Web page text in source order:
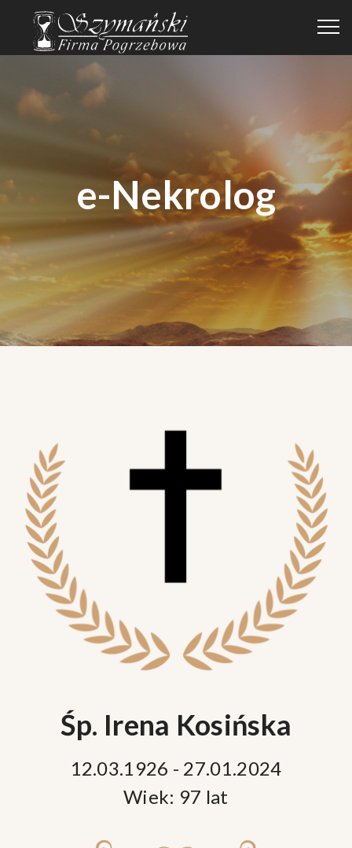
e-Nekrolog
Śp. Irena Kosińska
12.03.1926 - 27.01.2024
Wiek: 97 lat